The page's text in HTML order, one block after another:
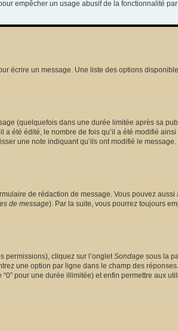
empêcher un usage abusif de la fonctionnalité
écrire un message. Une liste des options
(quelquefois dans une durée limitée après sa
été édité, le nombre de fois qu’il a été modifié
une note indiquant qu’ils ont modifié le
de rédaction de message. Vous pouvez
de message). Par la suite, vous pourrez toujours
permissions), cliquez sur l’ongletSondage sous la
une option par ligne dans le champ des
pour une durée illimitée) et enfin permettre aux